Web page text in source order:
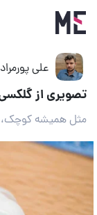
علی
تصویری از
مثل همیشه کوچک،